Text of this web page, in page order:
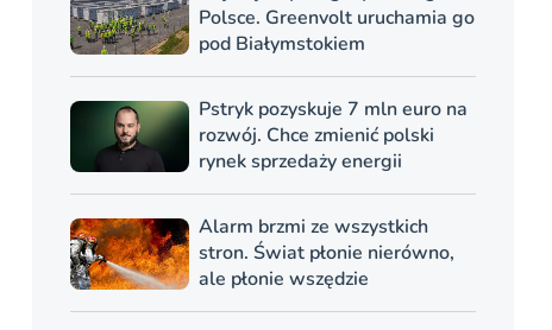
Polsce. Greenvolt uruchamia go
pod Białymstokiem
Pstryk pozyskuje 7 mln euro na
rozwój. Chce zmienić polski
rynek sprzedaży energii
Alarm brzmi ze wszystkich
stron. Świat płonie nierówno,
ale płonie wszędzie